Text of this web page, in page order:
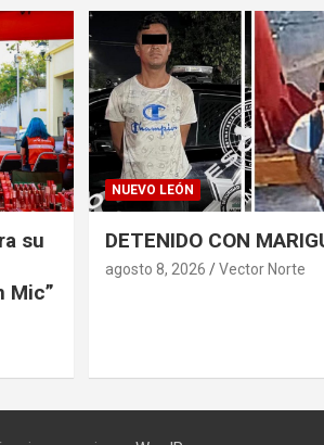
su
Mic”
NUEVO LEÓN
DETENIDO CON
agosto 8, 2026 Vector Norte